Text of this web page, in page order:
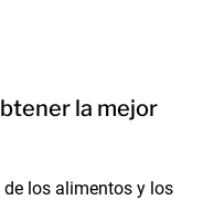
la mejor
los alimentos y los